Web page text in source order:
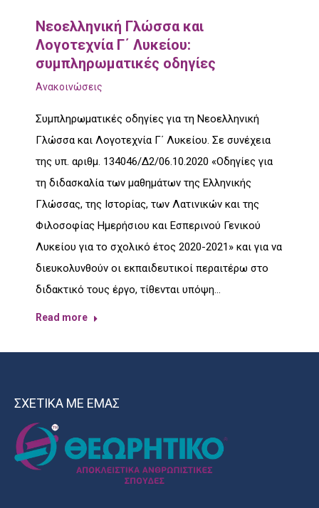
Νεοελληνική Γλώσσα και
Λογοτεχνία Γ΄ Λυκείου:
συμπληρωματικές οδηγίες
Ανακοινώσεις
Συμπληρωματικές οδηγίες για τη Νεοελληνική
Γλώσσα και Λογοτεχνία Γ΄ Λυκείου. Σε συνέχεια
της υπ. αριθμ. 134046/Δ2/06.10.2020 «Οδηγίες για
τη διδασκαλία των μαθημάτων της Ελληνικής
Γλώσσας, της Ιστορίας, των Λατινικών και της
Φιλοσοφίας Ημερήσιου και Εσπερινού Γενικού
Λυκείου για το σχολικό έτος 2020-2021» και για να
διευκολυνθούν οι εκπαιδευτικοί περαιτέρω στο
διδακτικό τους έργο, τίθενται υπόψη…
Read more
ΣΧΕΤΙΚΑ ΜΕ ΕΜΑΣ